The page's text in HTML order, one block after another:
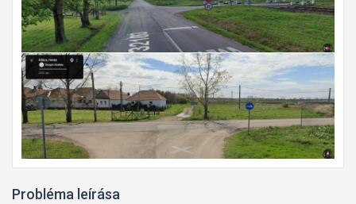
Probléma leírása